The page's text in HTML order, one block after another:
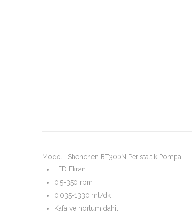
Model : Shenchen BT300N Peristaltik Pompa
LED Ekran
0.5-350 rpm
0.035-1330 ml/dk
Kafa ve hortum dahil